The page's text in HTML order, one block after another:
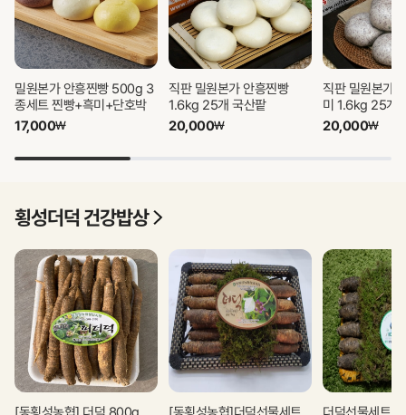
밀원본가 안흥찐빵 500g 3
종세트 찐빵+흑미+단호박
17,000₩
직판 밀원본가 안흥찐빵
1.6kg 25개 국산팥
20,000₩
직판 밀원본가
미 1.6kg 25개
20,000₩
산의 향을 담은 깊은 맛
상품 더보기
횡성더덕 건강밥상